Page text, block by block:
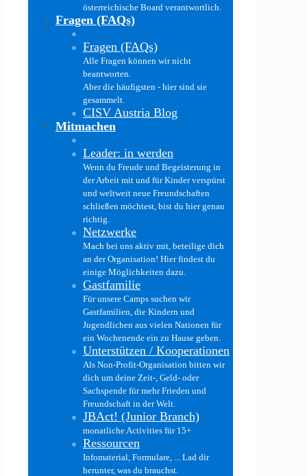
österreichische Board verantwortlich.
Fragen (FAQs)
Fragen (FAQs)
Alle Fragen können wir nicht
beantworten.
Aber die häufigsten - hier sind sie
gesammelt.
CISV Austria Blog
Mitmachen
Leader: in werden
Wenn du Freude und Begeisterung in
der Arbeit mit und für Kinder verspürst
und weltweit neue Freundschaften
schließen möchtest, bist du hier genau
richtig.
Netzwerke
Mach bei uns aktiv mit, beteilige dich
an der Organisation! Hier findest du
einige Möglichkeiten dazu.
Gastfamilie
Für unsere Camps suchen wir
Gastfamilien, die Kindern und
Jugendlichen aus vielen Nationen für
ein Wochenende ein zu Hause geben.
Unterstützen / Kooperationen
Als Non-Profit-Organisation bitten wir
dich um deine Zeit-, Geld- oder
Sachspende für mehr Frieden und
Freundschaft in der Welt.
JBAct! (Junior Branch)
monatliche Activities für 15+
Ressourcen
Infomaterial, Formulare, ... Lad dir
herunter, was du brauchst.